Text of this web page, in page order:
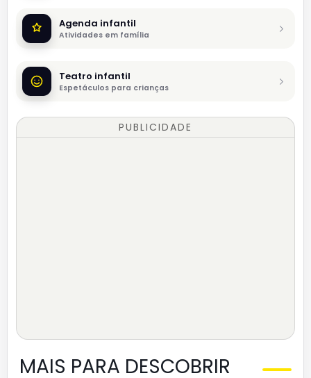
Agenda infantil
Atividades em família
Teatro infantil
Espetáculos para crianças
PUBLICIDADE
MAIS PARA DESCOBRIR